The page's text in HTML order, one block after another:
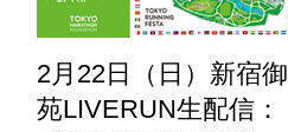
2月22日（日）新宿御
苑LIVERUN生配信：